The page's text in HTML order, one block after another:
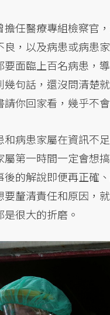
擔任醫療專組檢察官
良，以及病患或病患
要面臨上百名病患，
幾句話，還沒問清楚
請你回家看，幾乎不
和病患家屬在資訊不
屬第一時間一定會想
後的解說即便再正確
要釐清責任和原因，
很大的折磨。